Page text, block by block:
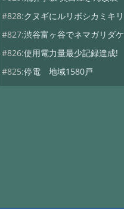
#828:クヌギにルリボシカミキリ
#827:渋谷富ヶ谷でネマガリダケ
#826:使用電力量最少記録達成!
#825:停電 地域1580戸
#824:移築のワイナリー